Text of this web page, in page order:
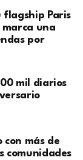
flagship Paris
marca una
por
mil diarios
con más de
comunidades